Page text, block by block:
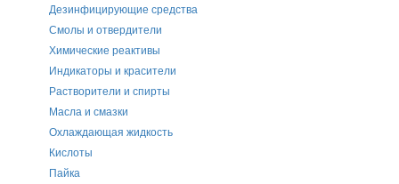
Дезинфицирующие средства
Смолы и отвердители
Химические реактивы
Индикаторы и красители
Растворители и спирты
Масла и смазки
Охлаждающая жидкость
Кислоты
Пайка